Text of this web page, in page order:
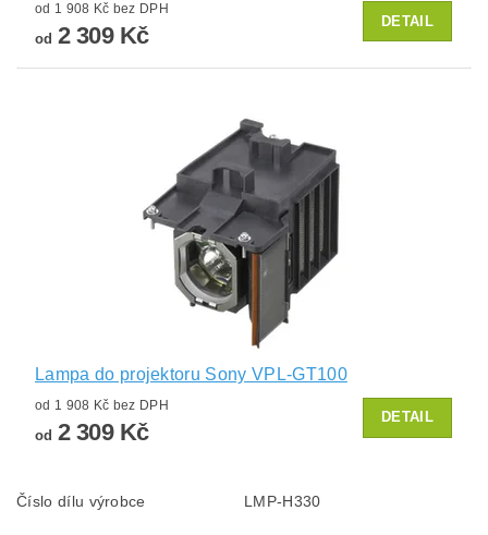
od 1 908 Kč bez DPH
od 2 309 Kč
DETAIL
Lampa do projektoru Sony VPL-GT100
od 1 908 Kč bez DPH
od 2 309 Kč
DETAIL
Číslo dílu výrobce LMP-H330